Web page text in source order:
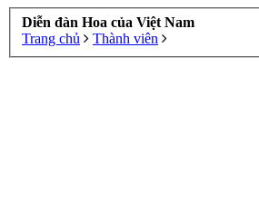
Diễn đàn Hoa của Việt Nam
Trang chủ
Thành viên